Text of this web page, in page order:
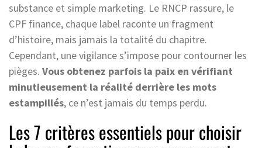
substance et simple marketing. Le RNCP rassure, le
CPF finance, chaque label raconte un fragment
d’histoire, mais jamais la totalité du chapitre.
Cependant, une vigilance s’impose pour contourner les
pièges. Vous obtenez parfois la paix en vérifiant
minutieusement la réalité derrière les mots
estampillés, ce n’est jamais du temps perdu.
Les 7 critères essentiels pour choisir